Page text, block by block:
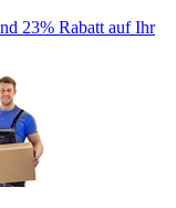
23% Rabatt auf Ihr